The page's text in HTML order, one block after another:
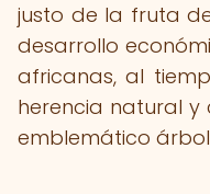
justo de la fruta
desarrollo
africanas, al
herencia natural
emblemático